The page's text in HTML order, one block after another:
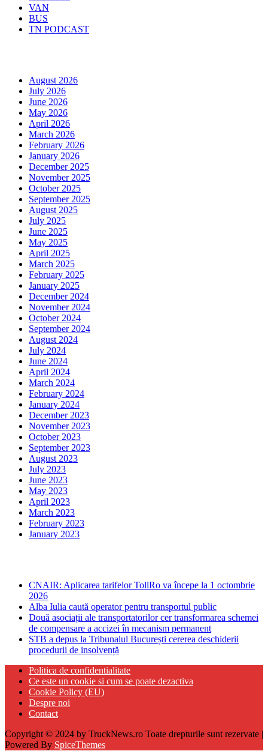
VAN
BUS
TN PODCAST
August 2026
July 2026
June 2026
May 2026
April 2026
March 2026
February 2026
January 2026
December 2025
November 2025
October 2025
September 2025
August 2025
July 2025
June 2025
May 2025
April 2025
March 2025
February 2025
January 2025
December 2024
November 2024
October 2024
September 2024
August 2024
July 2024
June 2024
April 2024
March 2024
February 2024
January 2024
December 2023
November 2023
October 2023
September 2023
August 2023
July 2023
June 2023
May 2023
April 2023
March 2023
February 2023
January 2023
CNAIR: Aplicarea tarifelor TollRo va începe la 1 octombrie
2026
Alba Iulia caută operator pentru transportul public
Două asociații ale transportatorilor cer transformarea schemei
de compensare a accizei în mecanism permanent
STB a depus la Tribunalul București cererea deschiderii
procedurii de insolvență
Politica de confidentialitate
Ce este un cookie si cum se poate dezactiva
Cookie Policy (EU)
Despre noi
Contact
Copyright © 2024 by TruckNews.ro Toate drepturile sunt rezervate |
Powered By SpiceThemes